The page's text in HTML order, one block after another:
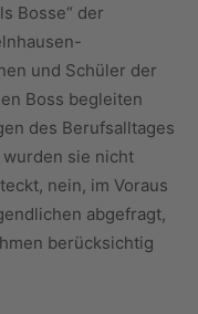
Bosse“ der
und Schüler der
Boss begleiten
des Berufsalltages
sie nicht
nein, im Voraus
abgefragt,
berücksichtig